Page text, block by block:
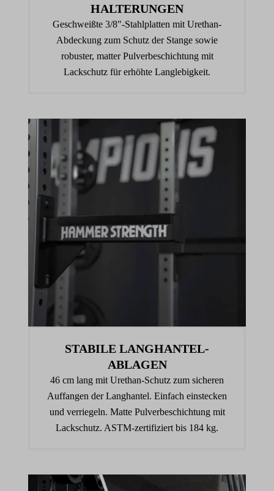
HALTERUNGEN
Geschweißte 3/8"-Stahlplatten mit Urethan-
Abdeckung zum Schutz der Stange sowie
robuster, matter Pulverbeschichtung mit
Lackschutz für erhöhte Langlebigkeit.
STABILE LANGHANTEL­
ABLAGEN
46 cm lang mit Urethan-Schutz zum sicheren
Auffangen der Langhantel. Einfach einstecken
und verriegeln. Matte Pulverbeschichtung mit
Lackschutz. ASTM-zertifiziert bis 184 kg.